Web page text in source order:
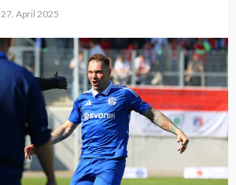
27. April 2025